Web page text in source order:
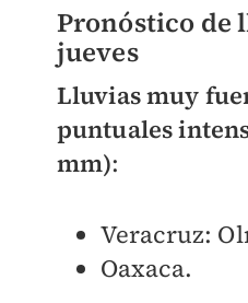
Pronóstico de
jueves
Lluvias muy
puntuales
mm):
Veracruz:
Oaxaca.